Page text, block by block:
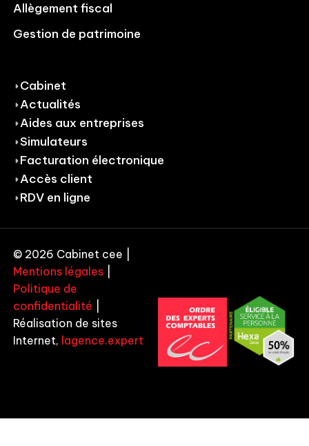
Allègement fiscal
Gestion de patrimoine
Cabinet
Actualités
Aides aux entreprises
Simulateurs
Facturation électronique
Accès client
RDV en ligne
© 2026 Cabinet cee |
Mentions légales
Politique de
confidentialité
Réalisation de sites
Internet, lagence.expert